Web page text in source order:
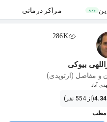
جدید مراکز درمانی
286K
بیوکی
مفاصل (ارتوپدی)
آباد
4.34(از 554 نفر)
مطب